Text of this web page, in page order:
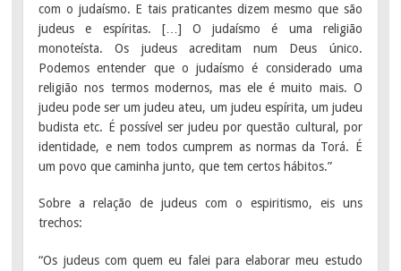
com o judaísmo. E tais praticantes dizem mesmo que são
judeus e espíritas. […] O judaísmo é uma religião
monoteísta. Os judeus acreditam num Deus único.
Podemos entender que o judaísmo é considerado uma
religião nos termos modernos, mas ele é muito mais. O
judeu pode ser um judeu ateu, um judeu espírita, um judeu
budista etc. É possível ser judeu por questão cultural, por
identidade, e nem todos cumprem as normas da Torá. É
um povo que caminha junto, que tem certos hábitos.”
Sobre a relação de judeus com o espiritismo, eis uns
trechos:
“Os judeus com quem eu falei para elaborar meu estudo